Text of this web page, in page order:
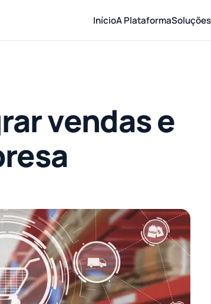
InícioA PlataformaSoluções
vendas e